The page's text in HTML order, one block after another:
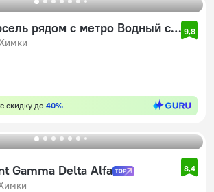
Квартира Марсель рядом с метро Водный стадион 9,8
скидку до 40%
Gamma Delta Alfa 8,4